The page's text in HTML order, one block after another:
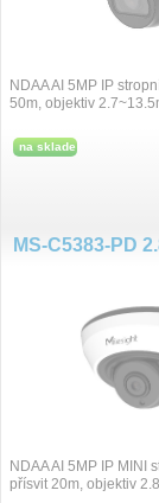
NDAA AI 5MP IP
50m, objektiv
na sklade
NDAA AI 5MP IP MINI
přísvit 20m, objektiv